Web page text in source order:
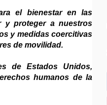
el bienestar en las
y proteger a nuestros
y medidas coercitivas
de movilidad.
de Estados Unidos,
humanos de la